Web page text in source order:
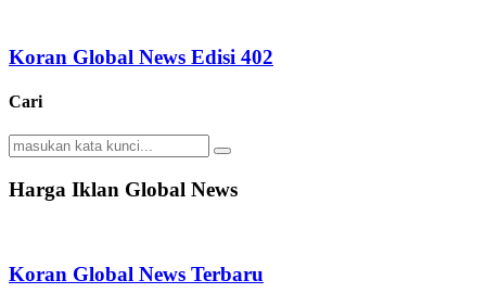
Koran Global News Edisi 402
Cari
Search
for:
Search
Harga Iklan Global News
Koran Global News Terbaru